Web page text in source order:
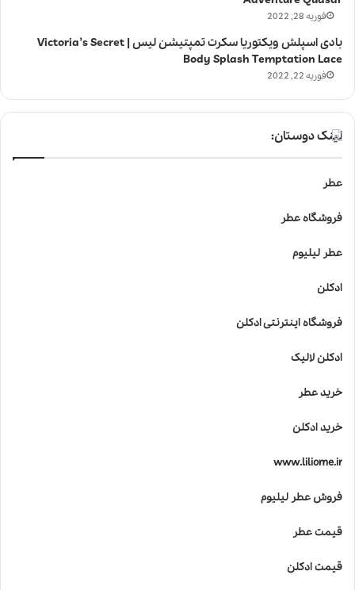
فوریه 28, 2022
بادی اسپلش ویکتوریا سکرت تمپتیشن لیس | Victoria’s Secret
Body Splash Temptation Lace
فوریه 22, 2022
لینک دوستان:
عطر
فروشگاه عطر
عطر لیلیوم
ادکلن
فروشگاه اینترنتی ادکلن
ادکلن لالیک
خرید عطر
خرید ادکلن
www.liliome.ir
فروش عطر لیلیوم
قیمت عطر
قیمت ادکلن